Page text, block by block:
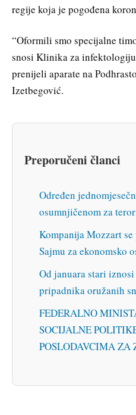
regije koja je pogođena
“Oformili smo specijalne
snosi Klinika za
prenijeli aparate na
Izetbegović.
Preporučeni članci
Određen
osumnjičenom za
Kompanija Mozzart
Sajmu za ekonomsko
Od januara stari
pripadnika oružanih
FEDERALNO
SOCIJALNE
POSLODAVCIMA